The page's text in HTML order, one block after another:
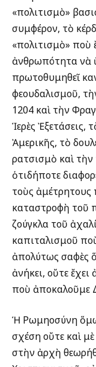
«πολιτισμὸ»
συμφέρον, τὸ
«πολιτισμὸ» ποὺ
ἀνθρωπότητα νὰ
πρωτοθυμηθεῖ
φεουδαλισμοῦ,
1204 καὶ τὴν
Ἱερὲς
Ἀμερικῆς, τὸ
ρατσισμὸ καὶ
ὁτιδήποτε
τοὺς ἀμέτρητους
καταστροφὴ τοῦ
ζούγκλα τοῦ
καπιταλισμοῦ
ἀπολύτως σαφὲς
ἀνήκει, οὔτε
ποὺ ἀποκαλοῦμε
Ἡ Ρωμηοσύνη
σχέση οὔτε καὶ
στὴν ἀρχὴ